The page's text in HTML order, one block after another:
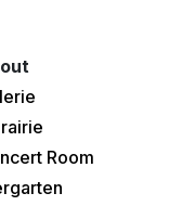
Room